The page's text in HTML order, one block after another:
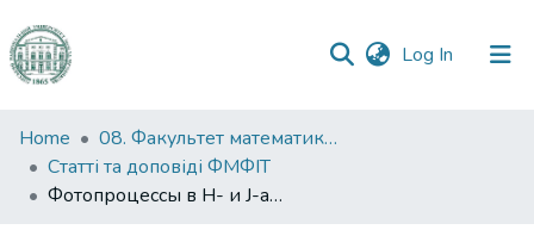
Log In (current)
Communities
&
Collections
Home
08. Факультет математики, фізики та інформаційних технологій
Статті та доповіді ФМФІТ
Фотопроцессы в H- и J-агрегатах красителя